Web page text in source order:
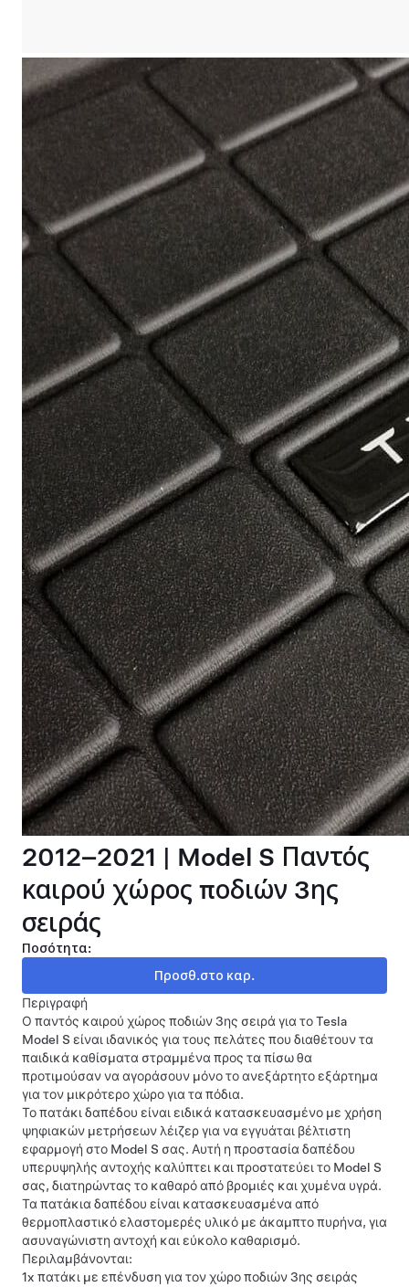
2012–2021 | Model S Παντός
καιρού χώρος ποδιών 3ης
σειράς
Ποσότητα:
Περιγραφή
Ο παντός καιρού χώρος ποδιών 3ης σειρά για το Tesla
Model S είναι ιδανικός για τους πελάτες που διαθέτουν τα
παιδικά καθίσματα στραμμένα προς τα πίσω θα
προτιμούσαν να αγοράσουν μόνο το ανεξάρτητο εξάρτημα
για τον μικρότερο χώρο για τα πόδια.
Το πατάκι δαπέδου είναι ειδικά κατασκευασμένο με χρήση
ψηφιακών μετρήσεων λέιζερ για να εγγυάται βέλτιστη
εφαρμογή στο Model S σας. Αυτή η προστασία δαπέδου
υπερυψηλής αντοχής καλύπτει και προστατεύει το Model S
σας, διατηρώντας το καθαρό από βρομιές και χυμένα υγρά.
Τα πατάκια δαπέδου είναι κατασκευασμένα από
θερμοπλαστικό ελαστομερές υλικό με άκαμπτο πυρήνα, για
ασυναγώνιστη αντοχή και εύκολο καθαρισμό.
Περιλαμβάνονται:
1x πατάκι με επένδυση για τον χώρο ποδιών 3ης σειράς